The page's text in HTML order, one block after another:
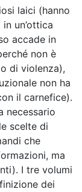
laici (hanno
un’ottica
accade in
non è
di violenza),
non ha
il carnefice).
necessario
scelte di
che
ma
I tre volumi
dei